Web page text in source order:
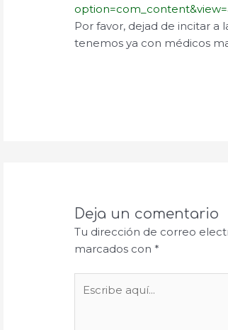
Por favor, dejad de incitar a
tenemos ya con médicos
Deja un comentario
Tu dirección de correo
marcados con *
aquí...